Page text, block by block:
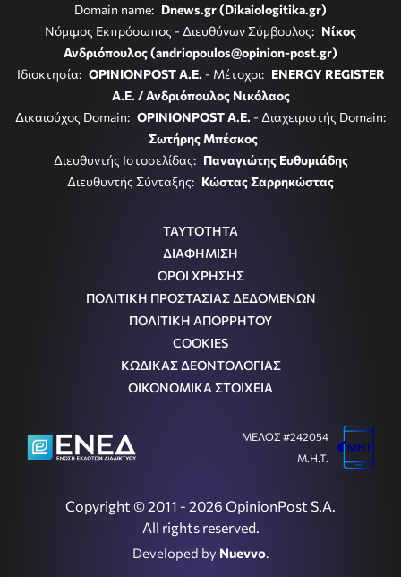
Domain name: Dnews.gr (Dikaiologitika.gr)
Νόμιμος Εκπρόσωπος - Διευθύνων Σύμβουλος: Νίκος
Ανδριόπουλος (andriopoulos@opinion-post.gr)
Ιδιοκτησία: OPINIONPOST A.E. - Μέτοχοι: ENERGY REGISTER
Α.Ε. / Ανδριόπουλος Νικόλαος
Δικαιούχος Domain: OPINIONPOST A.E. - Διαχειριστής Domain:
Σωτήρης Μπέσκος
Διευθυντής Ιστοσελίδας: Παναγιώτης Ευθυμιάδης
Διευθυντής Σύνταξης: Κώστας Σαρρηκώστας
ΤΑΥΤΟΤΗΤΑ
ΔΙΑΦΗΜΙΣΗ
ΟΡΟΙ ΧΡΗΣΗΣ
ΠΟΛΙΤΙΚΗ ΠΡΟΣΤΑΣΙΑΣ ΔΕΔΟΜΕΝΩΝ
ΠΟΛΙΤΙΚΗ ΑΠΟΡΡΗΤΟΥ
COOKIES
ΚΩΔΙΚΑΣ ΔΕΟΝΤΟΛΟΓΙΑΣ
ΟΙΚΟΝΟΜΙΚΑ ΣΤΟΙΧΕΙΑ
Copyright © 2011 - 2026 OpinionPost S.A.
All rights reserved.
Developed by Nuevvo.
ΜΕΛΟΣ #242054
Μ.Η.Τ.